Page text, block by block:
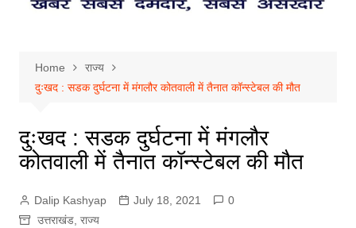
Home
राज्य
दुःखद : सडक दुर्घटना में मंगलौर कोतवाली में तैनात कॉन्स्टेबल की मौत
दुःखद : सडक दुर्घटना में मंगलौर
कोतवाली में तैनात कॉन्स्टेबल की मौत
Dalip Kashyap July 18, 2021
0
उत्तराखंड, राज्य